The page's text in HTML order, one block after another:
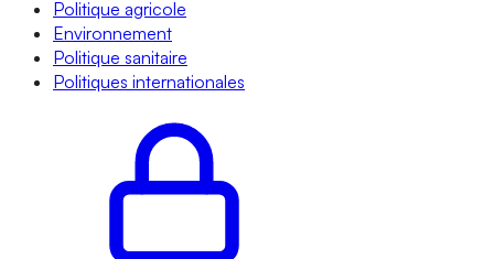
Politique agricole
Environnement
Politique sanitaire
Politiques internationales